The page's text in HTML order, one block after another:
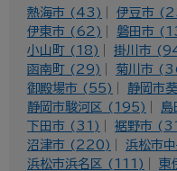
熱海市 (43) 伊豆市
伊東市 (62)
磐田市
小山町 (18)
掛川市
函南町 (29)
菊川市
御殿場市 (55)
静岡市
静岡市駿河区 (195)
下田市 (31)
裾野市
沼津市 (220)
浜松市
浜松市浜名区 (111)
東